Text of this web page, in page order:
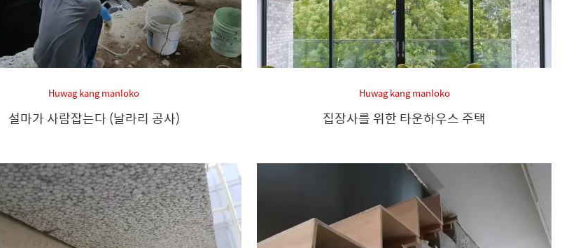
Huwag kang manloko
설마가 사람잡는다 (날라리 공사)
Huwag kang manloko
집장사를 위한 타운하우스 주택